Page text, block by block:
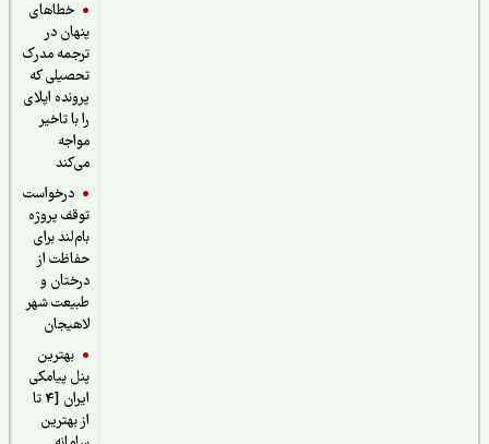
خطاهای
پنهان در
ترجمه مدرک
تحصیلی که
پرونده اپلای
را با تاخیر
درخواست
توقف پروژه
بام‌لند برای
حفاظت از
درختان و
طبیعت شهر
لاهیجان
بهترین
پنل پیامکی
ایران [4 تا
از بهترین